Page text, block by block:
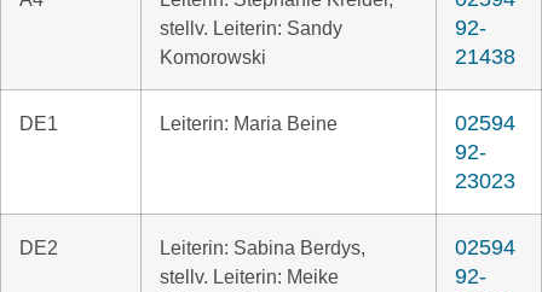
stellv. Leiterin: Sandy
Komorowski
92-
21438
DE1 Leiterin: Maria Beine
02594
92-
23023
DE2
Leiterin: Sabina Berdys,
stellv. Leiterin: Meike
02594
92-